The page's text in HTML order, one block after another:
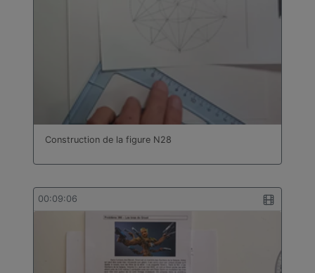
Construction de la figure N28
00:09:06